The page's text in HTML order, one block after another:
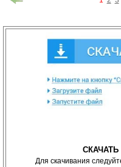
СКАЧАТЬ
Для скачивания